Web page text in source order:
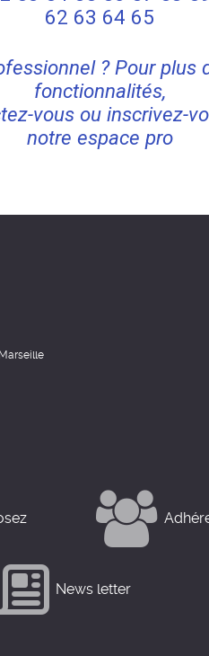
62 63 64 65
? Pour plus
fonctionnalités,
vous ou inscrivez-
notre espace pro
News letter